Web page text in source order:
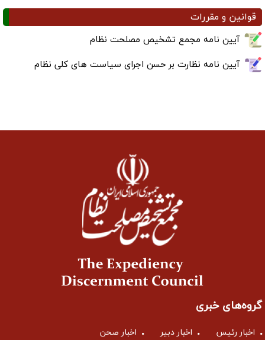
قوانین و مقررات
آیین نامه مجمع تشخیص مصلحت نظام
آیین نامه نظارت بر حسن اجرای سیاست های کلی نظام
گروه‌های خبری
اخبار رئیس اخبار دبیر اخبار صحن